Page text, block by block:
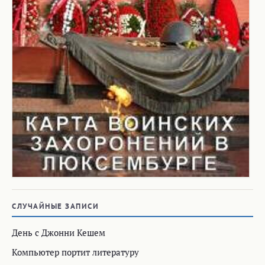
СЛУЧАЙНЫЕ ЗАПИСИ
День с Джонни Кешем
Компьютер портит литературу